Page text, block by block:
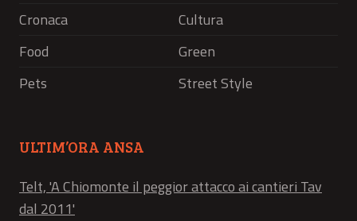
Cronaca
Cultura
Food
Green
Pets
Street Style
ULTIM’ORA ANSA
Telt, 'A Chiomonte il peggior attacco ai cantieri Tav
dal 2011'